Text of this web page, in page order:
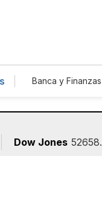
Banca y Finanzas
Dow Jones